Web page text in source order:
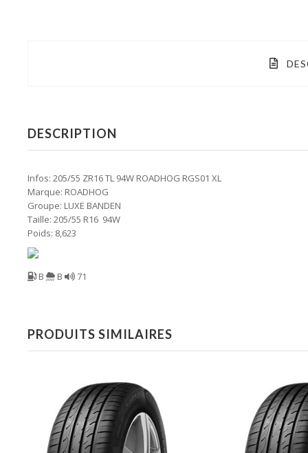
DESCRIPTION
Infos: 205/55 ZR16 TL 94W ROADHOG RGS01 XL
Marque: ROADHOG
Groupe: LUXE BANDEN
Taille: 205/55 R16 94W
Poids: 8,623
B B 71
PRODUITS SIMILAIRES